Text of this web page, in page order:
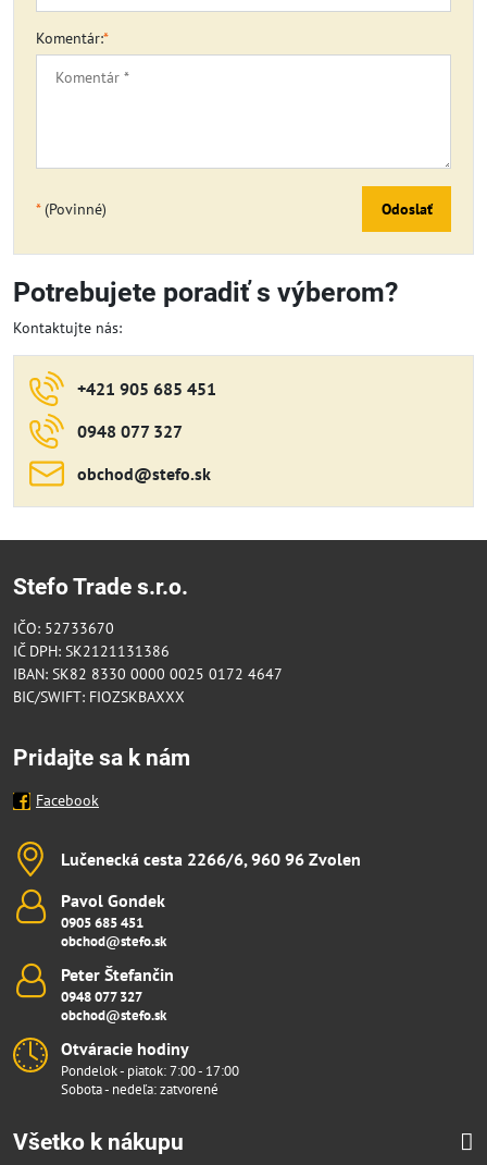
Komentár:*
*(Povinné) Odoslať
Potrebujete poradiť s výberom?
Kontaktujte nás:
+421 905 685 451
0948 077 327
obchod​@stefo​.sk
Stefo Trade s.r.o.
IČO: 52733670
IČ DPH: SK2121131386
IBAN: SK82 8330 0000 0025 0172 4647
BIC/SWIFT: FIOZSKBAXXX
Pridajte sa k nám
Facebook
Lučenecká cesta 2266/6, 960 96 Zvolen
Pavol Gondek
0905 685 451
obchod@stefo.sk
Peter Štefančin
0948 077 327
obchod@stefo.sk
Otváracie hodiny
Pondelok - piatok: 7:00 - 17:00
Sobota - nedeľa: zatvorené
Všetko k nákupu